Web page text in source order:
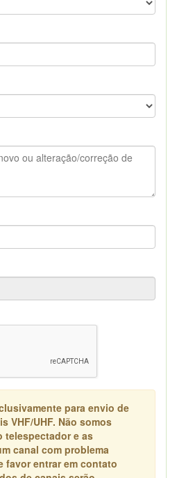
para envio de
VHF/UHF. Não somos
telespectador e as
canal com problema
favor entrar em contato